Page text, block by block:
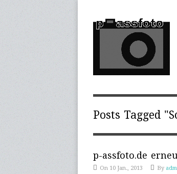
Posts Tagged
p-assfoto.de
On 10 Jan., 2013 By